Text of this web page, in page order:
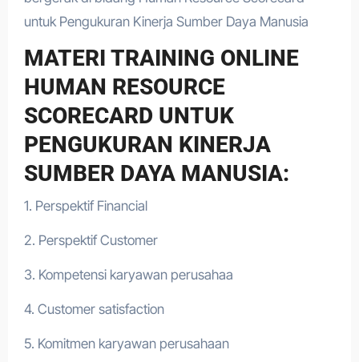
untuk Pengukuran Kinerja Sumber Daya Manusia
MATERI TRAINING ONLINE
HUMAN RESOURCE
SCORECARD UNTUK
PENGUKURAN KINERJA
SUMBER DAYA MANUSIA:
1. Perspektif Financial
2. Perspektif Customer
3. Kompetensi karyawan perusahaa
4. Customer satisfaction
5. Komitmen karyawan perusahaan